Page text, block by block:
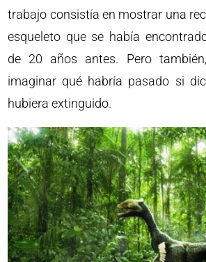
trabajo consistía en mostrar una
esqueleto que se había
de 20 años antes. Pero
imaginar qué habría pasado si
hubiera extinguido.